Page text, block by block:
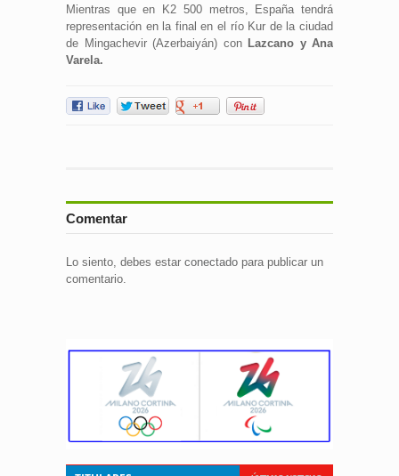
Mientras que en K2 500 metros, España tendrá
representación en la final en el río Kur de la ciudad
de Mingachevir (Azerbaiyán) con Lazcano y Ana
Varela.
Comentar
Lo siento, debes estar conectado para publicar un
comentario.